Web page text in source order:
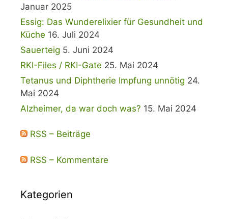
Januar 2025
Essig: Das Wunderelixier für Gesundheit und
Küche 16. Juli 2024
Sauerteig 5. Juni 2024
RKI-Files / RKI-Gate 25. Mai 2024
Tetanus und Diphtherie Impfung unnötig 24.
Mai 2024
Alzheimer, da war doch was? 15. Mai 2024
RSS – Beiträge
RSS – Kommentare
Kategorien